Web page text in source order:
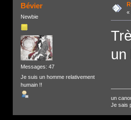
Bévier
Newbie
Messages: 47
Je suis un homme relativement
humain !!
«
un
un
Je sais